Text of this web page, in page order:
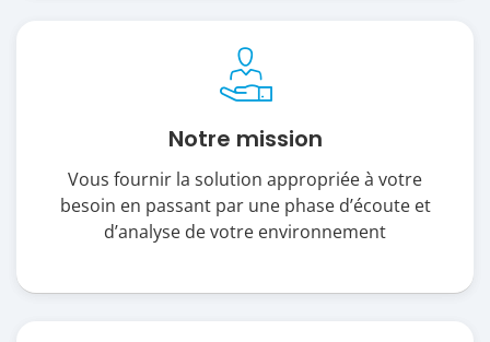
Notre mission
Vous fournir la solution appropriée à votre
besoin en passant par une phase d’écoute et
d’analyse de votre environnement